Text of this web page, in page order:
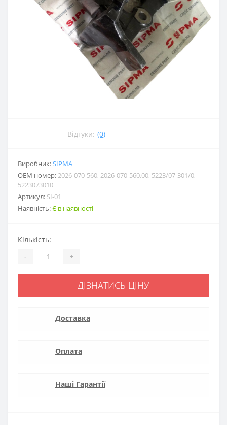
Відгуки: (0)
Виробник:SIPMA
ОЕМ номер:2026-070-560, 2026-070-560.00, 5223/07-301/0,
5223073010
Артикул: SI-01
Наявність:Є в наявності
Кількість:
- +
ДІЗНАТИСЬ ЦІНУ
Доставка
Оплата
Наші Гарантії